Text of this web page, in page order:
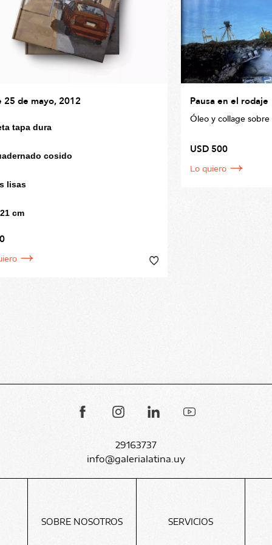
25 de mayo, 2012
tapa dura
cosido
lisas
cm
Pausa en el rodaje
Óleo y collage sobre
USD 500
Lo quiero
29163737
info@galerialatina.uy
SOBRE NOSOTROS SERVICIOS